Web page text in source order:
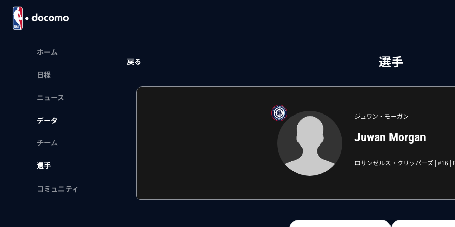
ホーム
日程
ニュース
データ
チーム
選手
コミュニティ
戻る 選手
ジュワン・モーガン
Juwan Morgan
ロサンゼルス・クリッパーズ | #16 |